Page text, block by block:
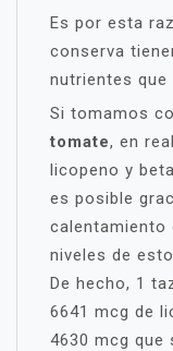
Es por esta
conserva
nutrientes
Si tomamos
tomate, en
licopeno y
es posible
calentamiento
niveles de
De hecho, 1
6641 mcg de
4630 mcg que